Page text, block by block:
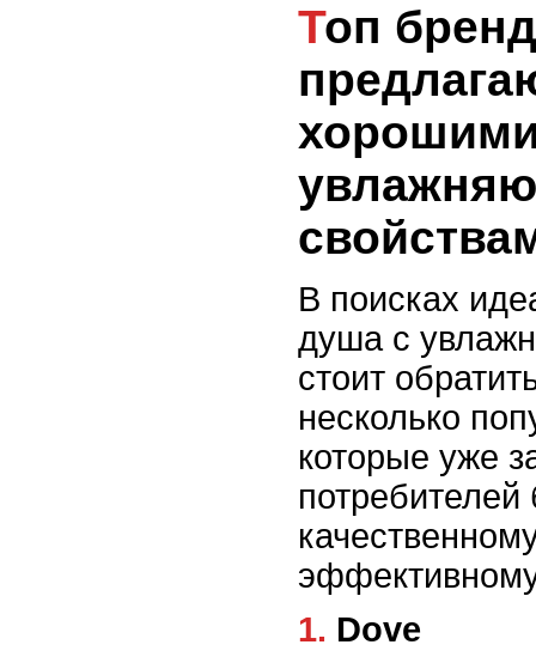
Топ брендов,
В поисках
душа с
стоит
несколько
которые уже
потребителей
1. Dove